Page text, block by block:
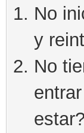
No
y
No